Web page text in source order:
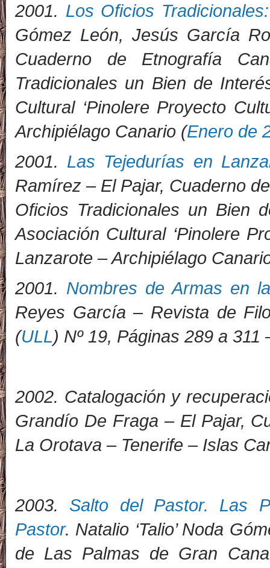
2001. Los Oficios
Gómez León, Jesús García
Cuaderno de Etnografía
Tradicionales un Bien de
Cultural ‘Pinolere Proyecto
Archipiélago Canario (Enero de
2001. Las Tejedurías en
Ramírez – El Pajar, Cuaderno
Oficios Tradicionales un Bien
Asociación Cultural ‘Pinolere
Lanzarote – Archipiélago
2001. Nombres de Armas en
Reyes García – Revista de
(ULL) Nº 19, Páginas 289 a
2002. Catalogación y
Grandío De Fraga – El Pajar,
La Orotava – Tenerife – Islas
2003. Salto del Pastor. Las
Pastor. Natalio ‘Talio’ Noda
de Las Palmas de Gran